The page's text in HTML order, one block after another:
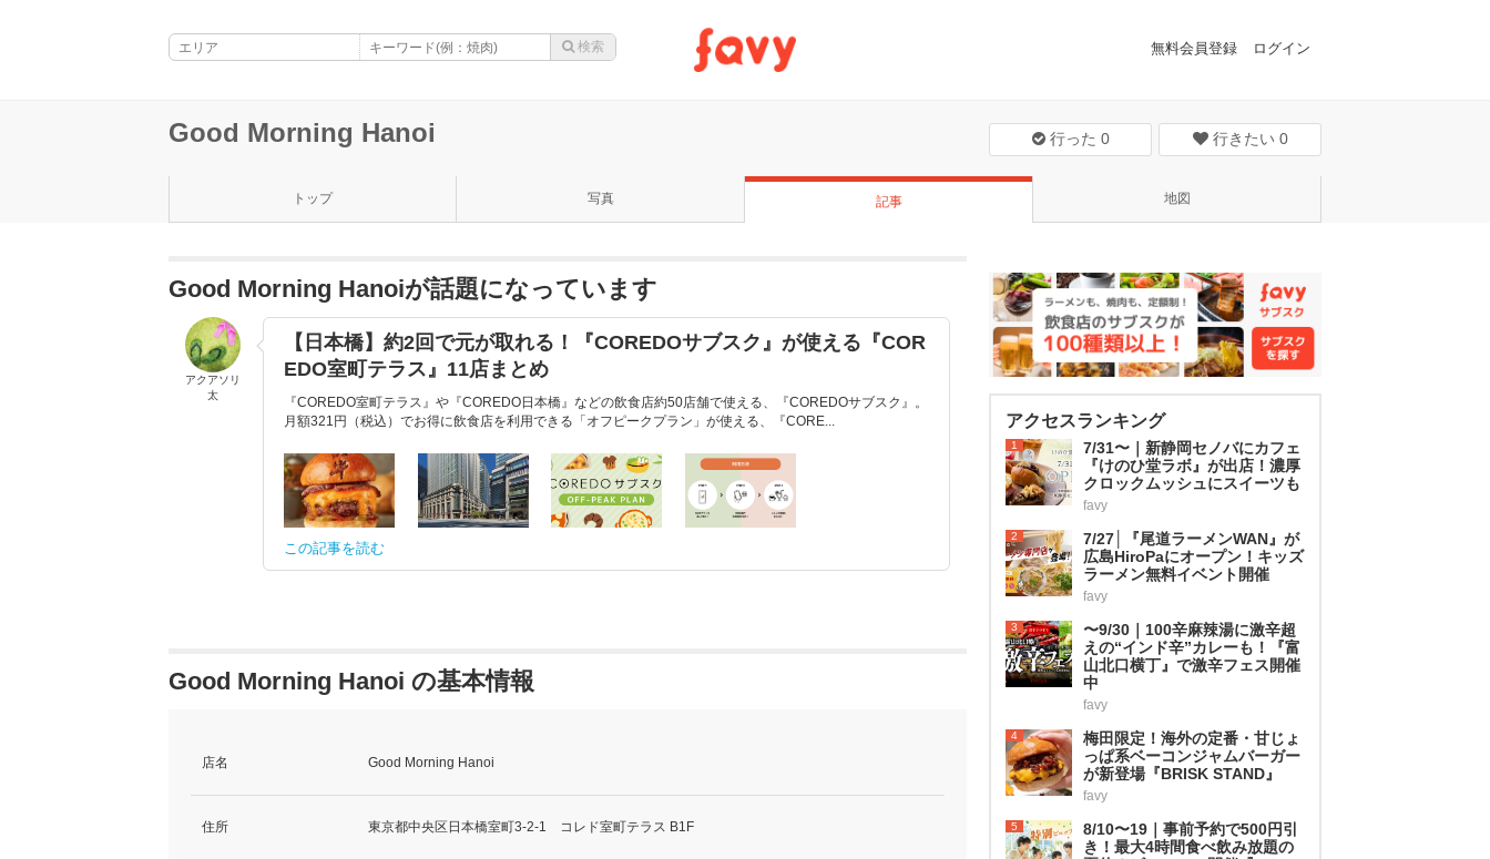
無料会員登録 ログイン
Good Morning Hanoi 行った 0 行きたい 0
トップ 写真 記事 地図
Good Morning Hanoiが話題になっています
アクアソリ
太
【日本橋】約2回で元が取れる！『COREDOサブスク』が使える『COR
EDO室町テラス』11店まとめ
『COREDO室町テラス』や『COREDO日本橋』などの飲食店約50店舗で使える、『COREDOサブスク』。
月額321円（税込）でお得に飲食店を利用できる「オフピークプラン」が使える、『CORE...
この記事を読む
Good Morning Hanoi の基本情報
店名 Good Morning Hanoi
住所 東京都中央区日本橋室町3-2-1 コレド室町テラス B1F
アクセスランキング
1
7/31〜｜新静岡セノバにカフェ
『けのひ堂ラボ』が出店！濃厚
クロックムッシュにスイーツも
favy
2
7/27│『尾道ラーメンWAN』が
広島HiroPaにオープン！キッズ
ラーメン無料イベント開催
favy
3
〜9/30｜100辛麻辣湯に激辛超
えの“インド辛”カレーも！『富
山北口横丁』で激辛フェス開催
中
favy
4
梅田限定！海外の定番・甘じょ
っぱ系ベーコンジャムバーガー
が新登場『BRISK STAND』
favy
5
8/10〜19｜事前予約で500円引
き！最大4時間食べ飲み放題の